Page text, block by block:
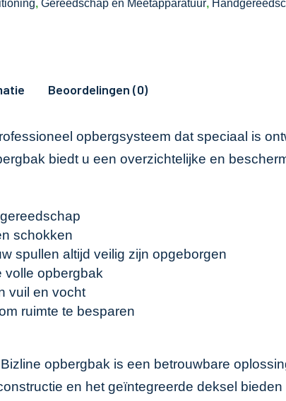
, Gereedschap en Meetapparatuur,
Beoordelingen (0)
opbergsysteem dat speciaal is
biedt u een overzichtelijke en
schokken
spullen altijd veilig zijn opgeborgen
volle opbergbak
vuil en vocht
ruimte te besparen
opbergbak is een betrouwbare
en het geïntegreerde deksel bieden